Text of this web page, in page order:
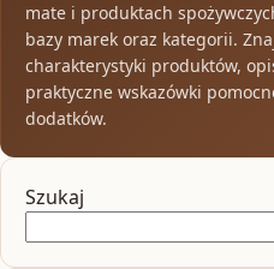
mate i produktach
bazy marek oraz kategorii.
charakterystyki produktów,
praktyczne wskazówki
dodatków.
Szukaj